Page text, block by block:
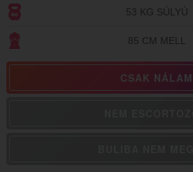
53 KG SÚLYÚ
85 CM MELL
CSAK NÁLAM